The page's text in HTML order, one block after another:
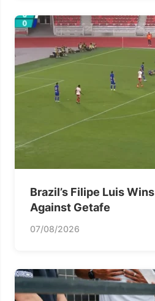
Brazil’s Filipe Luis
Against Getafe
07/08/2026